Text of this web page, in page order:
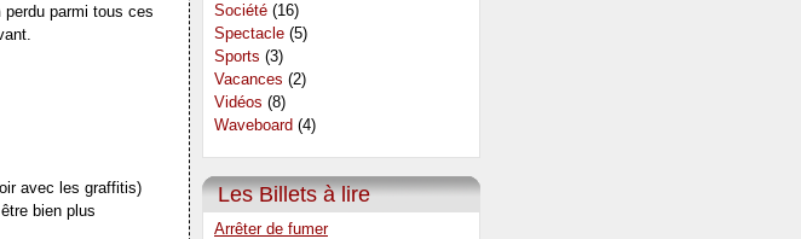
perdu parmi tous ces
avec les graffitis)
bien plus
Société (16)
Spectacle (5)
Sports (3)
Vacances (2)
Vidéos (8)
Waveboard (4)
Les Billets à lire
Arrêter de fumer